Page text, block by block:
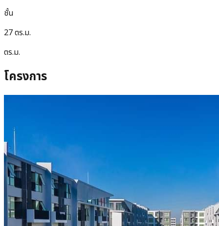
ชั้น
27 ตร.ม.
ตร.ม.
โครงการ